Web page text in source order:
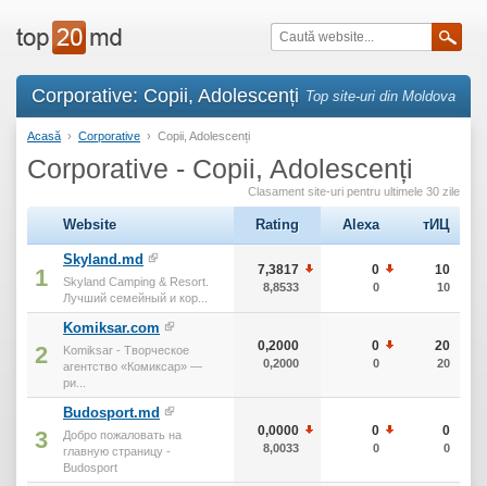
Corporative: Copii, Adolescenți Top site-uri din Moldova
Acasă › Corporative › Copii, Adolescenți
Corporative - Copii, Adolescenți
Clasament site-uri pentru ultimele 30 zile
Website Rating Alexa тИЦ
1
Skyland.md
Skyland Camping & Resort.
Лучший семейный и кор...
7,3817
8,8533
0
0
10
10
2
Komiksar.com
Komiksar - Творческое
агентство «Комиксар» —
ри...
0,2000
0,2000
0
0
20
20
3
Budosport.md
Добро пожаловать на
главную страницу -
Budosport
0,0000
8,0033
0
0
0
0